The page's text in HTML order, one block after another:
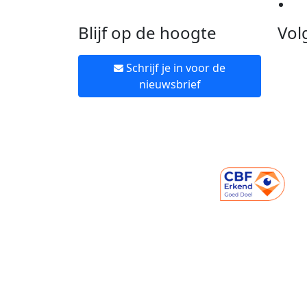
Blijf op de hoogte
Schrijf je in voor de
nieuwsbrief